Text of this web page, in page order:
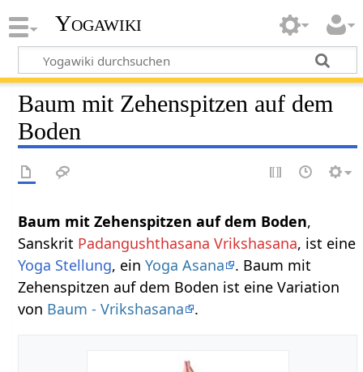
Yogawiki
Baum mit Zehenspitzen auf dem
Boden
Baum mit Zehenspitzen auf dem Boden,
Sanskrit Padangushthasana Vrikshasana, ist eine
Yoga Stellung, einYoga Asana
. Baum mit
Zehenspitzen auf dem Boden ist eine Variation
von Baum - Vrikshasana .